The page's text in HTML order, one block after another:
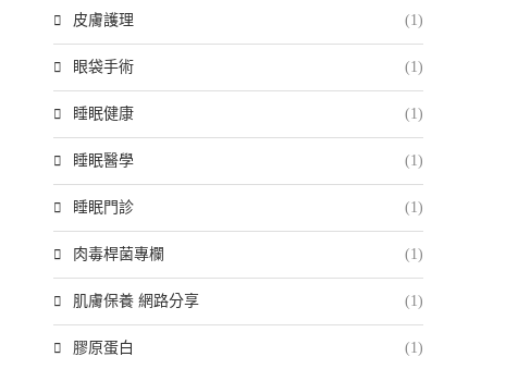
皮膚護理 (1)
眼袋手術 (1)
睡眠健康 (1)
睡眠醫學 (1)
睡眠門診 (1)
肉毒桿菌專欄 (1)
肌膚保養 網路分享 (1)
膠原蛋白 (1)